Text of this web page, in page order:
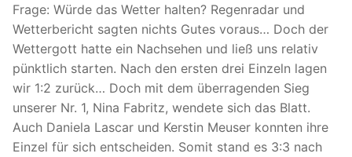
Frage: Würde das Wetter halten? Regenradar und
Wetterbericht sagten nichts Gutes voraus… Doch der
Wettergott hatte ein Nachsehen und ließ uns relativ
pünktlich starten. Nach den ersten drei Einzeln lagen
wir 1:2 zurück… Doch mit dem überragenden Sieg
unserer Nr. 1, Nina Fabritz, wendete sich das Blatt.
Auch Daniela Lascar und Kerstin Meuser konnten ihre
Einzel für sich entscheiden. Somit stand es 3:3 nach